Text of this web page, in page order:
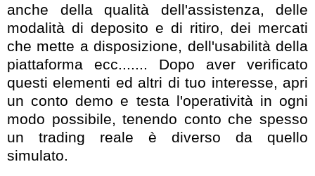
anche della qualità dell'assistenza, delle
modalità di deposito e di ritiro, dei mercati
che mette a disposizione, dell'usabilità della
piattaforma ecc....... Dopo aver verificato
questi elementi ed altri di tuo interesse, apri
un conto demo e testa l'operatività in ogni
modo possibile, tenendo conto che spesso
un trading reale è diverso da quello
simulato.